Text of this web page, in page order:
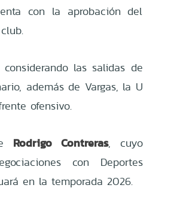
con la aprobación del
las salidas de
además de Vargas, la U
ofensivo.
Rodrigo Contreras, cuyo
con Deportes
en la temporada 2026.